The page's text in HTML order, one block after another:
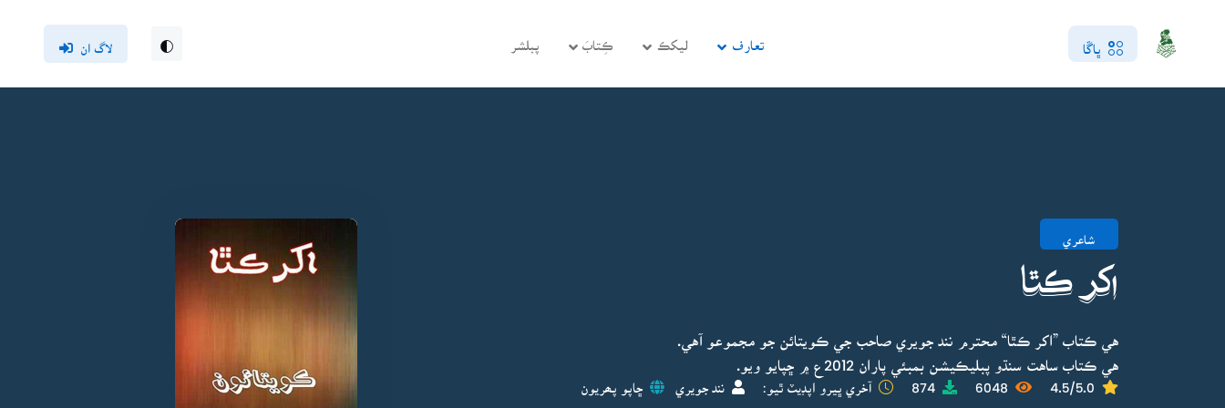
ڀاڱا تعارف ليکڪ ڪِتابَ پبلشر لاگ ان
شاعري
اکر ڪٿا
هي ڪتاب ”اکر ڪٿا“ محترم نند جويري صاحب جي ڪويتائن جو مجموعو آهي.
هي ڪتاب ساهت سنڌو پبليڪيشن بمبئي پاران 2012ع ۾ ڇپايو ويو.
4.5/5.0
6048
874 آخري ڀيرو اپڊيٽ ٿيو: ڇاپو پھريون